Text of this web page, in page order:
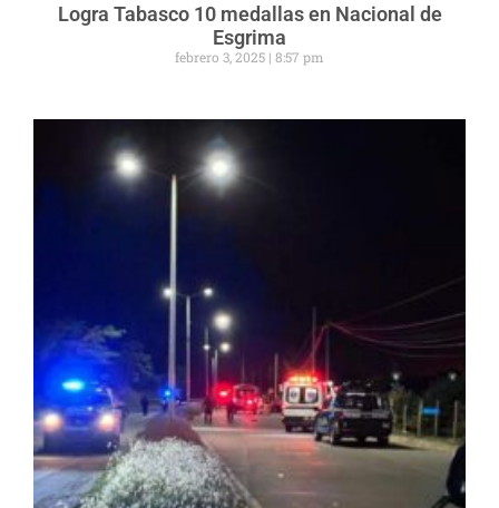
Logra Tabasco 10 medallas en Nacional de
Esgrima
febrero 3, 2025 8:57 pm